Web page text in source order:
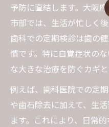
予防に直結します。大阪
市部では、生活が忙しく
歯科での定期検診は歯の
慣です。特に自覚症状の
な大きな治療を防ぐカギと
例えば、歯科医院での定
や歯石除去に加えて、生
ます。これにより、日常
お問い